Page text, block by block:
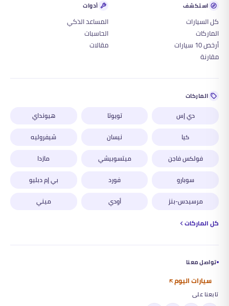
استكشف
كل السيارات
الماركات
أرخص 10 سيارات
مقارنة
أدوات
المساعد الذكي
الحاسبات
مقالات
الماركات
دي إس تويوتا
هيونداي
كيا
نيسان
شيفروليه
فولكس فاجن
ميتسوبيشي
مازدا
سوبارو
فورد
بي إم دبليو
مرسيدس-بنز
أودي
ميني
كل الماركات
تواصل معنا
سيارات اليوم
تابعنا على